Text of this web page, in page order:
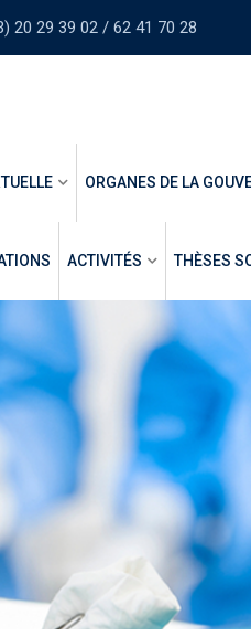
20 29 39 02 / 62 41 70 28
ORGANES DE LA
ACTIVITÉS THÈSES